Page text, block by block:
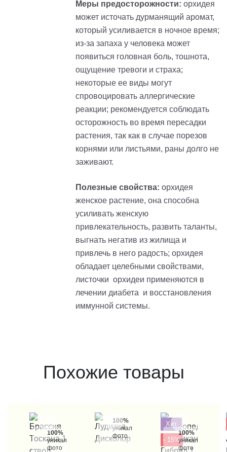
Меры предосторожности: орхидея
может источать дурманящий аромат,
который усиливается в ночное время;
из-за запаха у человека может
появиться головная боль, тошнота,
ощущение тревоги и страха;
некоторые ее виды могут
спровоцировать аллергические
реакции; рекомендуется соблюдать
осторожность во время пересадки
растения, так как в случае порезов
корнями или листьями, раны долго не
заживают.
Полезные свойства: орхидея
женское растение, она способна
усиливать женскую
привлекательность, развить таланты,
выгнать негатив из жилища и
привлечь в него радость; орхидея
обладает целебными свойствами,
листочки орхидеи применяются в
лечении диабета и восстановления
иммунной системы.
Похожие товары
100%
уникальные
фото
100%
уникальные
фото
Хит
- 15%
100%
уникальные
фото